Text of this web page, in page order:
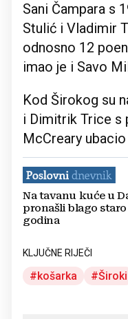
Sani Čampara s
Stulić i Vladimir
odnosno 12
imao je i Savo
Kod Širokog su
i Dimitrik Trice s
McCreary ubacio
Na tavanu kuće u
pronašli blago staro
godina
KLJUČNE RIJEČI
košarka Široki